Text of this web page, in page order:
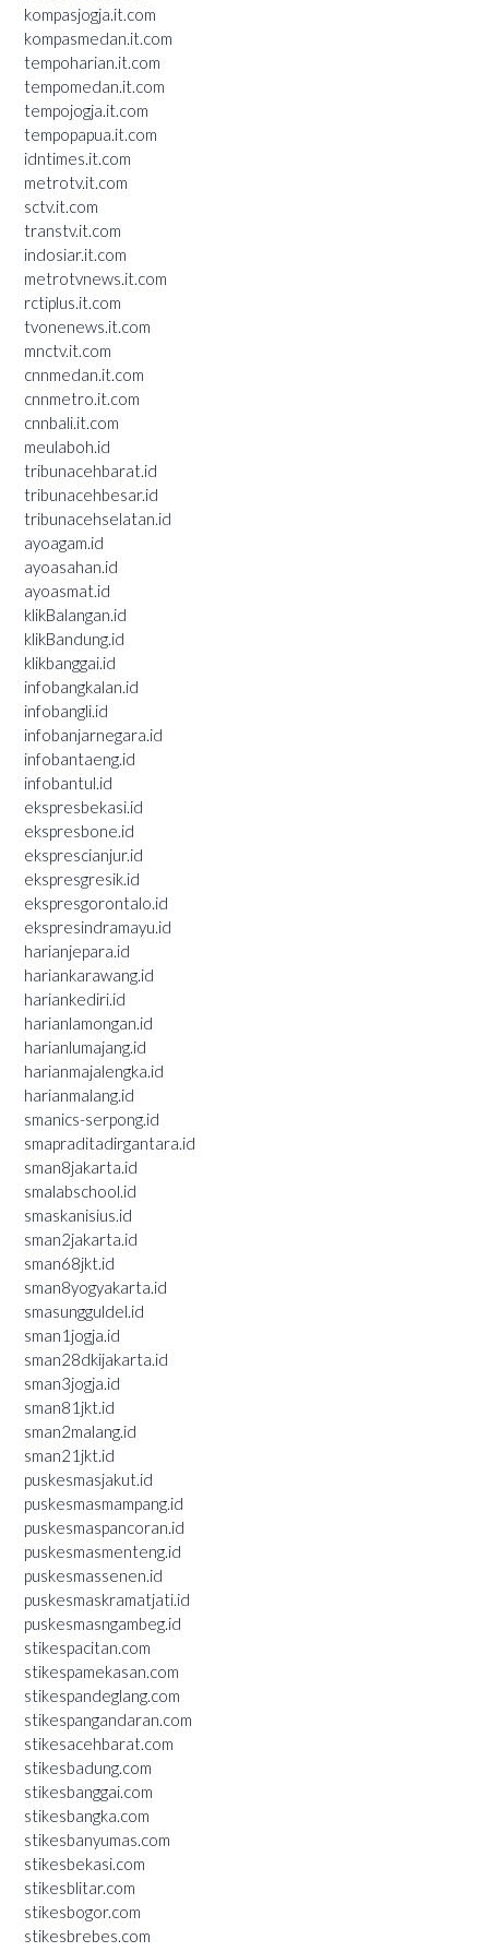
kompasjogja.it.com
kompasmedan.it.com
tempoharian.it.com
tempomedan.it.com
tempojogja.it.com
tempopapua.it.com
idntimes.it.com
metrotv.it.com
sctv.it.com
transtv.it.com
indosiar.it.com
metrotvnews.it.com
rctiplus.it.com
tvonenews.it.com
mnctv.it.com
cnnmedan.it.com
cnnmetro.it.com
cnnbali.it.com
meulaboh.id
tribunacehbarat.id
tribunacehbesar.id
tribunacehselatan.id
ayoagam.id
ayoasahan.id
ayoasmat.id
klikBalangan.id
klikBandung.id
klikbanggai.id
infobangkalan.id
infobangli.id
infobanjarnegara.id
infobantaeng.id
infobantul.id
ekspresbekasi.id
ekspresbone.id
eksprescianjur.id
ekspresgresik.id
ekspresgorontalo.id
ekspresindramayu.id
harianjepara.id
hariankarawang.id
hariankediri.id
harianlamongan.id
harianlumajang.id
harianmajalengka.id
harianmalang.id
smanics-serpong.id
smapraditadirgantara.id
sman8jakarta.id
smalabschool.id
smaskanisius.id
sman2jakarta.id
sman68jkt.id
sman8yogyakarta.id
smasungguldel.id
sman1jogja.id
sman28dkijakarta.id
sman3jogja.id
sman81jkt.id
sman2malang.id
sman21jkt.id
puskesmasjakut.id
puskesmasmampang.id
puskesmaspancoran.id
puskesmasmenteng.id
puskesmassenen.id
puskesmaskramatjati.id
puskesmasngambeg.id
stikespacitan.com
stikespamekasan.com
stikespandeglang.com
stikespangandaran.com
stikesacehbarat.com
stikesbadung.com
stikesbanggai.com
stikesbangka.com
stikesbanyumas.com
stikesbekasi.com
stikesblitar.com
stikesbogor.com
stikesbrebes.com